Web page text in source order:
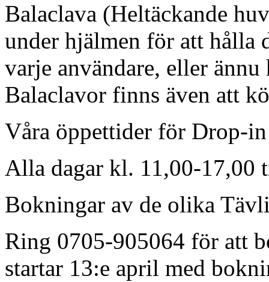
Balaclava (Heltäckande
under hjälmen för att hålla
varje användare, eller
Balaclavor finns även att
Våra öppettider för Drop-
Alla dagar kl. 11,00-17,00
Bokningar av de olika
Ring 0705-905064 för att
startar 13:e april med